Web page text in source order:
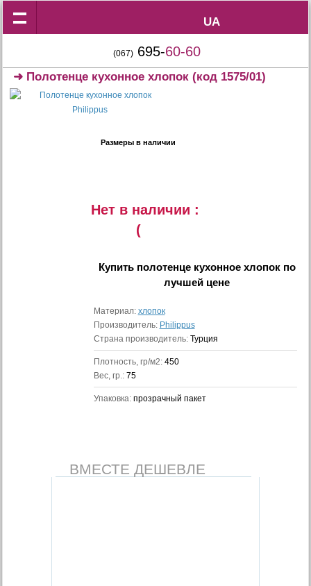
UA
UA
(067) 695-60-60
➜ Полотенце кухонное хлопок (код 1575/01)
Размеры в наличии
Нет в наличии :
(
Купить полотенце кухонное хлопокпо
лучшей цене
Материал: хлопок
Производитель: Philippus
Страна производитель: Турция
Плотность, гр/м2: 450
Вес, гр.: 75
Упаковка: прозрачный пакет
ВМЕСТЕ ДЕШЕВЛЕ